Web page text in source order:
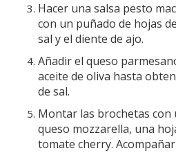
Hacer una salsa pesto
con un puñado de hojas
sal y el diente de ajo.
Añadir el queso
aceite de oliva hasta
de sal.
Montar las brochetas con
queso mozzarella, una
tomate cherry.